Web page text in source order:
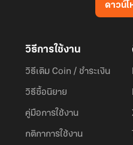
ดาวน์
วิธีการใช้งาน
วิธีเติม Coin / ชำระเงิน
วิธีซื้อนิยาย
คู่มือการใช้งาน
กติกาการใช้งาน